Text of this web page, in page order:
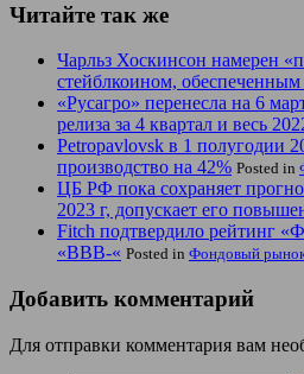
Читайте так же
Чарльз Хоскинсон намерен
стейблкоином, обеспеченным
«Русагро» перенесла на 6
релиза за 4 квартал и весь
Petropavlovsk в 1 полугодии
производство на 42% Posted in
ЦБ РФ пока сохраняет
2023 г, допускает его
Fitch подтвердило рейтинг
«BBB-« Posted in Фондовый
Добавить комментарий
Для отправки комментария вам